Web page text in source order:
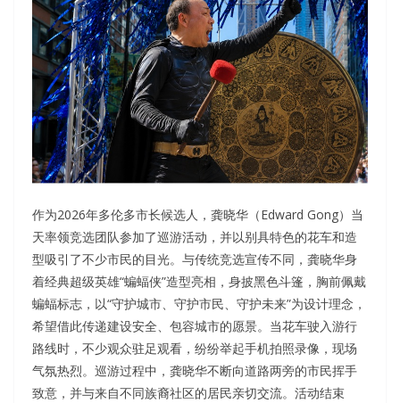
作为2026年多伦多市长候选人，龚晓华（Edward Gong）当
天率领竞选团队参加了巡游活动，并以别具特色的花车和造
型吸引了不少市民的目光。与传统竞选宣传不同，龚晓华身
着经典超级英雄“蝙蝠侠”造型亮相，身披黑色斗篷，胸前佩戴
蝙蝠标志，以“守护城市、守护市民、守护未来”为设计理念，
希望借此传递建设安全、包容城市的愿景。当花车驶入游行
路线时，不少观众驻足观看，纷纷举起手机拍照录像，现场
气氛热烈。巡游过程中，龚晓华不断向道路两旁的市民挥手
致意，并与来自不同族裔社区的居民亲切交流。活动结束